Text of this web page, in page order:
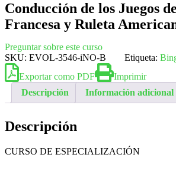
DETECCIÓN, BÚSQUEDA,
SALVAMENTO Y
RESCATE DE VÍCTIMAS
Conducción de los Juegos
Francesa y Ruleta
Preguntar sobre este curso
SKU: EVOL-3546-iNO-B Etiqueta:
Exportar como PDF
Imprimir
Descripción
Información adicional
Descripción
CURSO DE ESPECIALIZACIÓN